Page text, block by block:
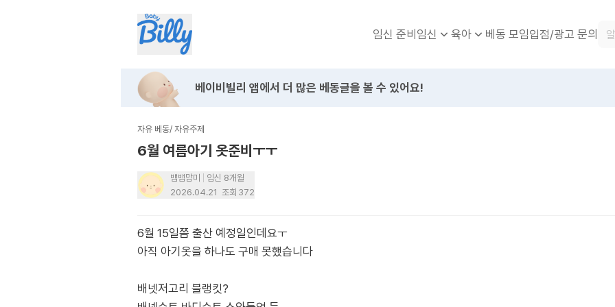
임신 준비임신 육아 베동 모임입점/광고 문의
베이비빌리 앱에서 더 많은 베동글을 볼 수 있어요!
자유 베동/ 자유주제
6월 여름아기 옷준비ㅜㅜ
뱀뱀맘미
임신 8개월
2026.04.21 조회 372
6월 15일쯤 출산 예정일인데요ㅜ
아직 아기옷을 하나도 구매 못했습니다
배넷저고리 블랭킷?